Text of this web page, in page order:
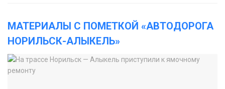
МАТЕРИАЛЫ С ПОМЕТКОЙ «АВТОДОРОГА
НОРИЛЬСК-АЛЫКЕЛЬ»